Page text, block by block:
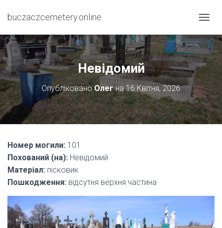
buczaczcemetery.online
Е
Р
Е
М
К
Н
У
Т
И
Н
Невідомий
ОпублікованоОлегна16 Квітня, 2026
Номер могили: 101
Похований (на): Невідомий
Матеріал: пісковик
Пошкодження: відсутня верхня частина